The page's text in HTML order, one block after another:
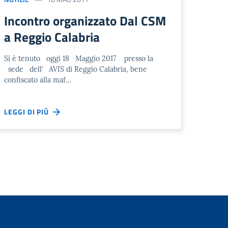
Incontro organizzato Dal CSM
a Reggio Calabria
Si è tenuto oggi 18 Maggio 2017 presso la
sede dell’ AVIS di Reggio Calabria, bene
confiscato alla maf…
LEGGI DI PIÙ